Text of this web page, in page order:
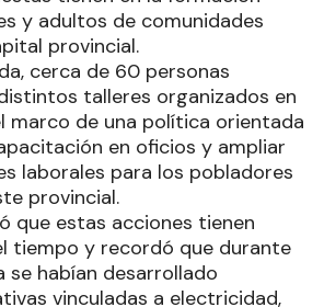
y adultos de comunidades
provincial.
cerca de 60 personas
talleres organizados en
marco de una política orientada
en oficios y ampliar
laborales para los pobladores
provincial.
que estas acciones tienen
tiempo y recordó que durante
se habían desarrollado
vinculadas a electricidad,